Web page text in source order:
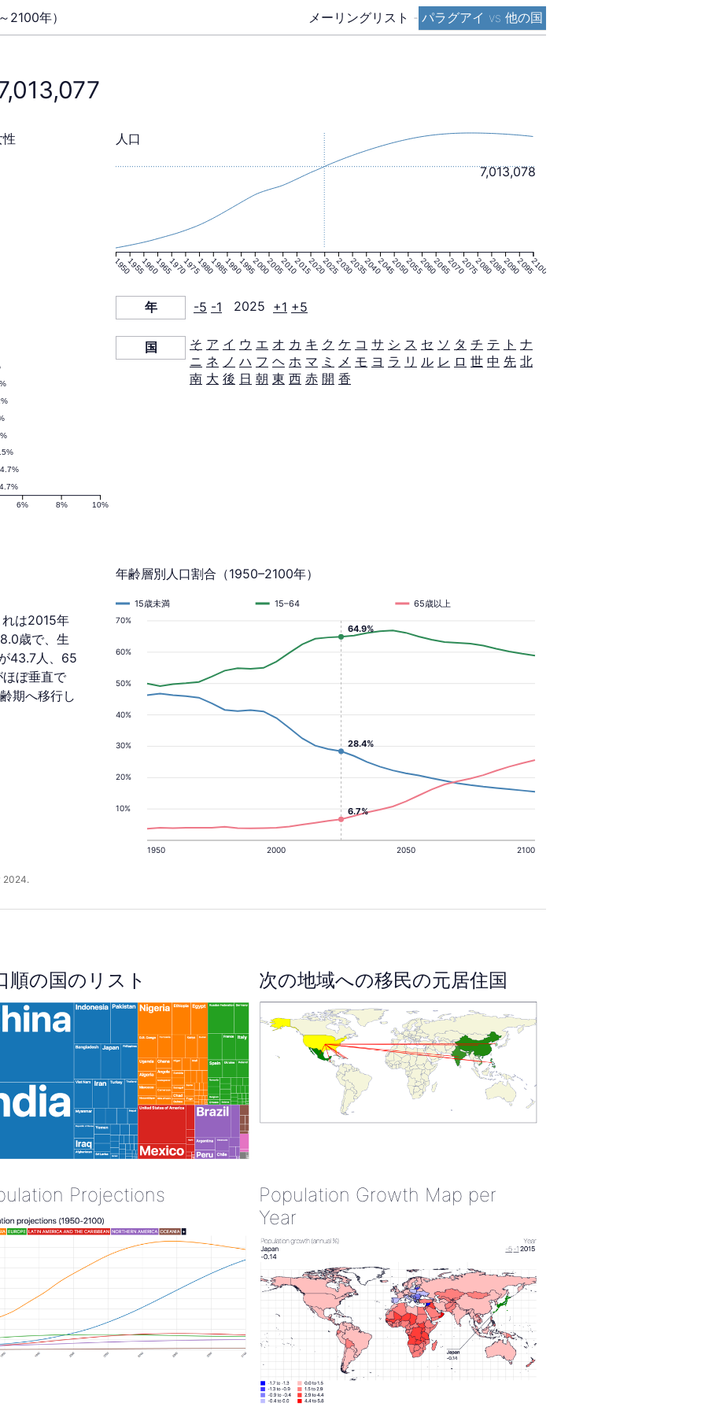
メーリングリスト - パラグアイ vs 他の国
2100年）
4.7%
4.7%
性
6% 8% 10%
1950195519601965197019751980198519901995200020052010201520202025203020352040204520502055206020652070207520802085209020952100
7,013,078
人口
年 -5 -1 2025 +1 +5
国 そ ア イ ウ エ オ カ キ ク ケ コ サ シ ス セ ソ タ チ テ ト ナ
ニ ネ ノ ハ フ ヘ ホ マ ミ メ モ ヨ ラ リ ル レ ロ 世 中 先 北
南 大 後 日 朝 東 西 赤 開 香
は2015年
歳で、生
43.7人、65
ぼ垂直で
期へ移行し
年齢層別人口割合（1950–2100年）
10%
20%
30%
40%
50%
60%
70%
1950 2000 2050 2100
15歳未満 15–64 65歳以上
28.4%
6.7%
64.9%
2024.
順の国のリスト 次の地域への移民の元居住国
Projections
Population Growth Map per
Year